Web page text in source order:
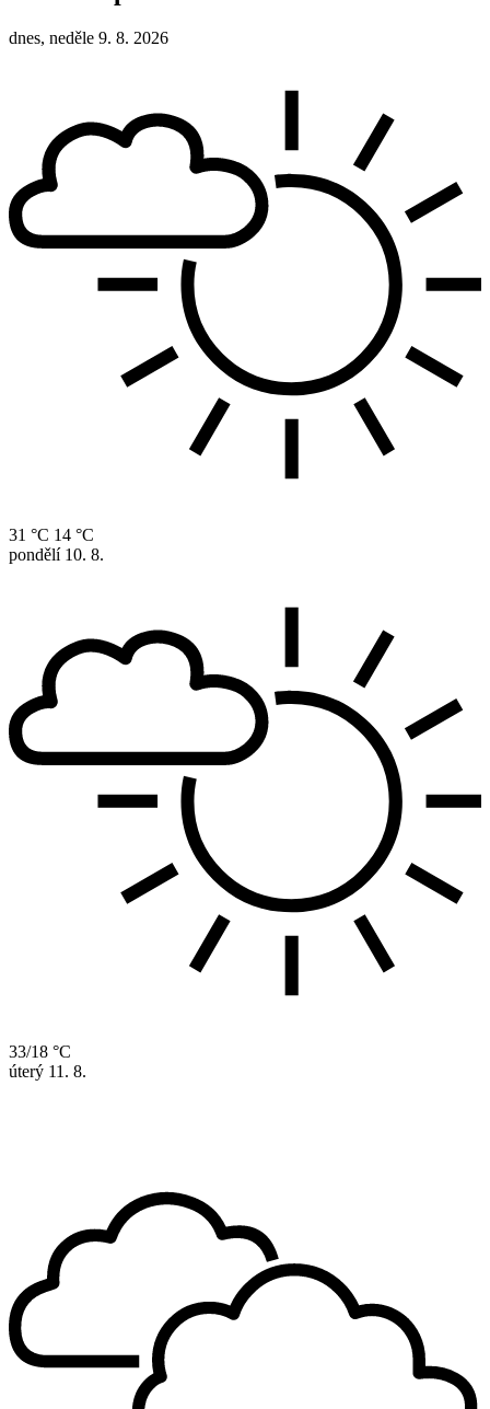
dnes, neděle 9. 8. 2026
31 °C 14 °C
pondělí 10. 8.
33/18 °C
úterý 11. 8.